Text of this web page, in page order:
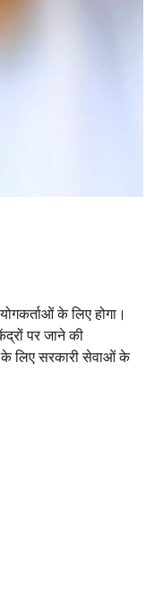
के लिए होगा।
पर जाने की
लिए सरकारी सेवाओं के